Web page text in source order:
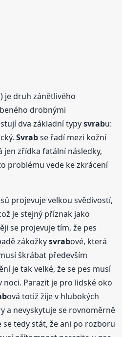
je druh zánětlivého
drobnými
dva základní typysvrabu:
Svrabse řadí mezi kožní
jen zřídka fatální následky,
problému vede ke zkrácení
projevuje velkou svědivostí,
je stejný příznak jako
se projevuje tím, že pes
zákožkysvrabové, která
škrábat především
je tak velké, že se pes musí
noci. Parazit je pro lidské oko
ová totiž žije v hlubokých
a nevyskytuje se rovnoměrně
se tedy stát, že ani po rozboru